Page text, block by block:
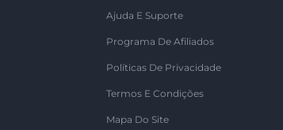
Ajuda E Suporte
Programa De Afiliados
Políticas De Privacidade
Termos E Condições
Mapa Do Site